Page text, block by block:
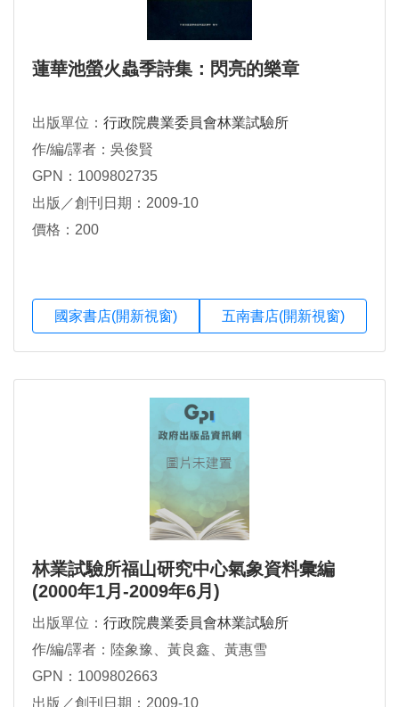
蓮華池螢火蟲季詩集：閃亮的樂章
出版單位： 行政院農業委員會林業試驗所
作/編/譯者：吳俊賢
GPN：1009802735
出版／創刊日期：2009-10
價格：200
國家書店(開新視窗) 五南書店(開新視窗)
林業試驗所福山研究中心氣象資料彙編
(2000年1月-2009年6月)
出版單位： 行政院農業委員會林業試驗所
作/編/譯者：陸象豫、黃良鑫、黃惠雪
GPN：1009802663
出版／創刊日期：2009-10